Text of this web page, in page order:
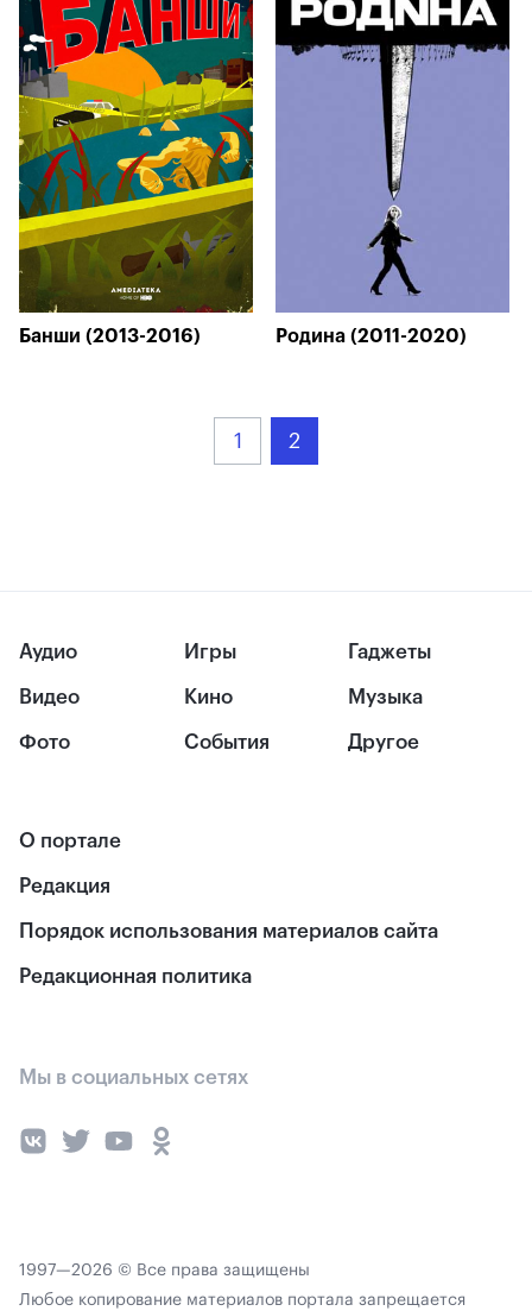
Банши (2013-2016) Родина (2011-2020)
1 2
Аудио
Видео
Фото
Игры
Кино
События
Гаджеты
Музыка
Другое
О портале
Редакция
Порядок использования материалов сайта
Редакционная политика
Мы в социальных сетях
1997—2026 © Все права защищены
Любое копирование материалов портала запрещается